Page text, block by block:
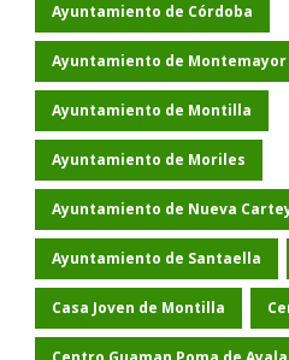
Ayuntamiento de Córdoba
Ayuntamiento de Montemayor
Ayuntamiento de Montilla
Ayuntamiento de Moriles
Ayuntamiento de Nueva
Ayuntamiento de Santaella
Casa Joven de Montilla